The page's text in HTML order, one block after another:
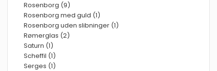
Rosenborg (9)
Rosenborg med guld (1)
Rosenborg uden slibninger (1)
Rømerglas (2)
Saturn (1)
Scheffil (1)
Serges (1)